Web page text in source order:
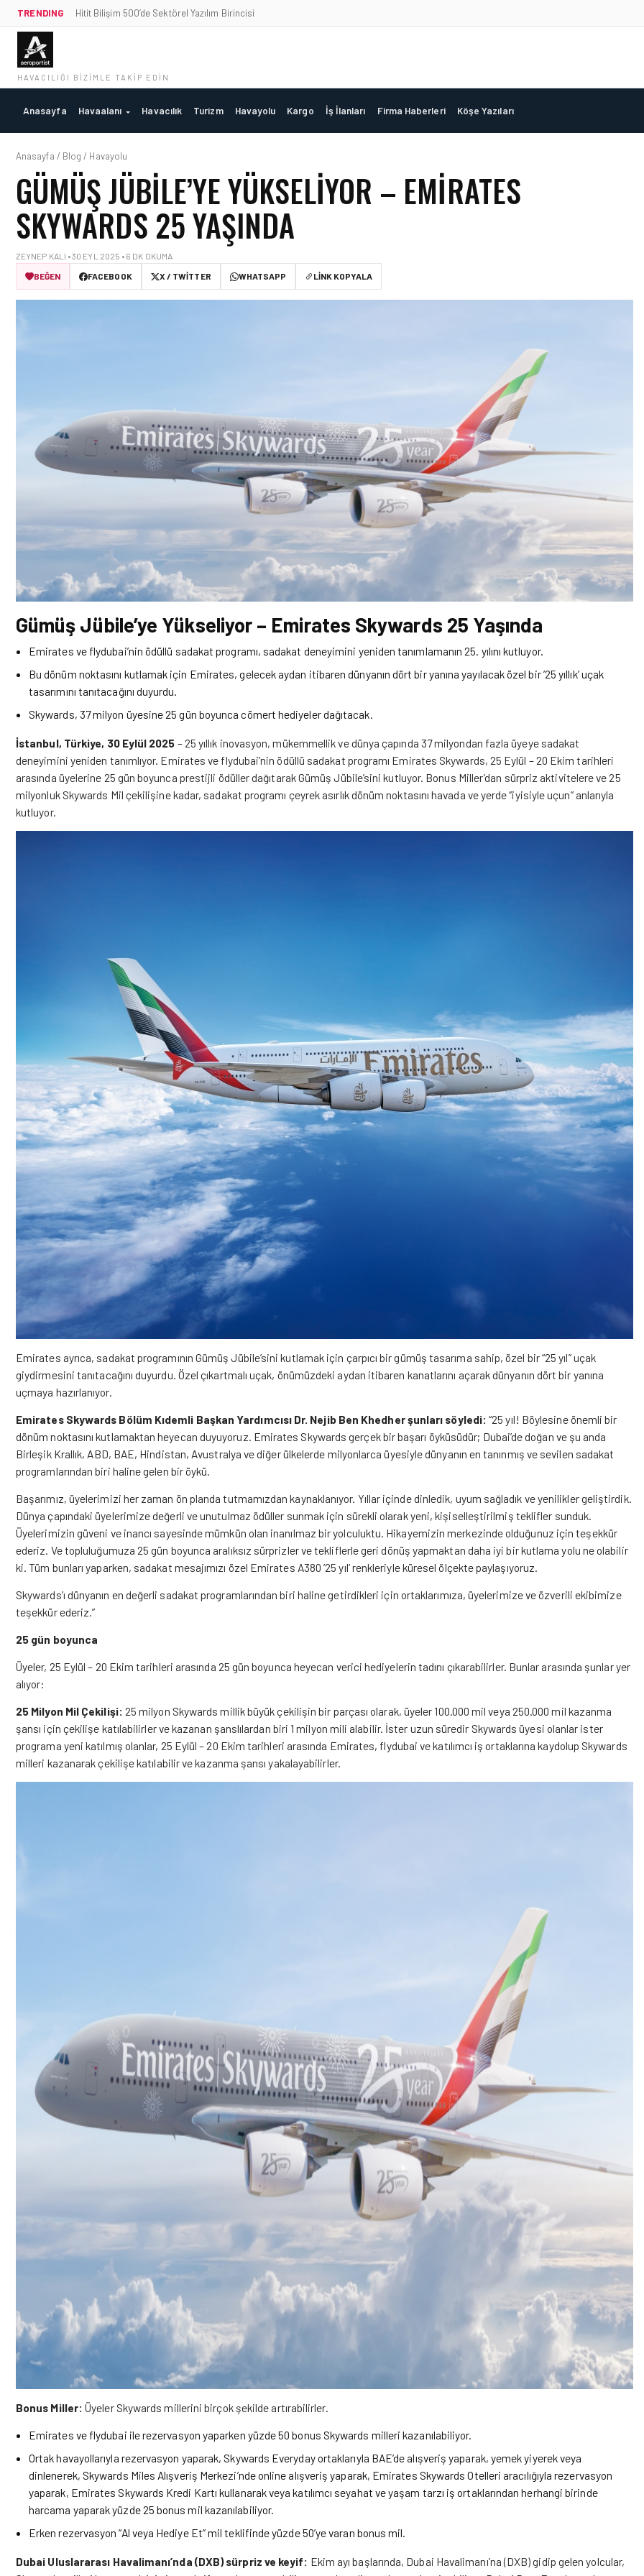
TRENDING Hitit Bilişim 500’de Sektörel Yazılım Birincisi
HAVACILIĞI BIZIMLE TAKIP EDIN
Anasayfa Havaalanı Havacılık Turizm Havayolu Kargo İş İlanları Firma Haberleri Köşe Yazıları
Anasayfa / Blog / Havayolu
GÜMÜŞ JÜBILE’YE YÜKSELIYOR – EMIRATES
SKYWARDS 25 YAŞINDA
ZEYNEP KALI • 30 EYL 2025 • 6 DK OKUMA
BEĞEN
FACEBOOK X / TWITTER WHATSAPP LINK KOPYALA
Gümüş Jübile’ye Yükseliyor – Emirates Skywards 25 Yaşında
Emirates ve flydubai’nin ödüllü sadakat programı, sadakat deneyimini yeniden tanımlamanın 25. yılını kutluyor.
Bu dönüm noktasını kutlamak için Emirates, gelecek aydan itibaren dünyanın dört bir yanına yayılacak özel bir ’25 yıllık’ uçak
tasarımını tanıtacağını duyurdu.
Skywards, 37 milyon üyesine 25 gün boyunca cömert hediyeler dağıtacak.
İstanbul, Türkiye, 30 Eylül 2025 – 25 yıllık inovasyon, mükemmellik ve dünya çapında 37 milyondan fazla üyeye sadakat
deneyimini yeniden tanımlıyor. Emirates ve flydubai’nin ödüllü sadakat programı Emirates Skywards, 25 Eylül – 20 Ekim tarihleri
arasında üyelerine 25 gün boyunca prestijli ödüller dağıtarak Gümüş Jübile’sini kutluyor. Bonus Miller’dan sürpriz aktivitelere ve 25
milyonluk Skywards Mil çekilişine kadar, sadakat programı çeyrek asırlık dönüm noktasını havada ve yerde “iyisiyle uçun” anlarıyla
kutluyor.
Emirates ayrıca, sadakat programının Gümüş Jübile’sini kutlamak için çarpıcı bir gümüş tasarıma sahip, özel bir “25 yıl” uçak
giydirmesini tanıtacağını duyurdu. Özel çıkartmalı uçak, önümüzdeki aydan itibaren kanatlarını açarak dünyanın dört bir yanına
uçmaya hazırlanıyor.
Emirates Skywards Bölüm Kıdemli Başkan Yardımcısı Dr. Nejib Ben Khedher şunları söyledi: “25 yıl! Böylesine önemli bir
dönüm noktasını kutlamaktan heyecan duyuyoruz. Emirates Skywards gerçek bir başarı öyküsüdür; Dubai’de doğan ve şu anda
Birleşik Krallık, ABD, BAE, Hindistan, Avustralya ve diğer ülkelerde milyonlarca üyesiyle dünyanın en tanınmış ve sevilen sadakat
programlarından biri haline gelen bir öykü.
Başarımız, üyelerimizi her zaman ön planda tutmamızdan kaynaklanıyor. Yıllar içinde dinledik, uyum sağladık ve yenilikler geliştirdik.
Dünya çapındaki üyelerimize değerli ve unutulmaz ödüller sunmak için sürekli olarak yeni, kişiselleştirilmiş teklifler sunduk.
Üyelerimizin güveni ve inancı sayesinde mümkün olan inanılmaz bir yolculuktu. Hikayemizin merkezinde olduğunuz için teşekkür
ederiz. Ve topluluğumuza 25 gün boyunca aralıksız sürprizler ve tekliflerle geri dönüş yapmaktan daha iyi bir kutlama yolu ne olabilir
ki. Tüm bunları yaparken, sadakat mesajımızı özel Emirates A380 ’25 yıl’ renkleriyle küresel ölçekte paylaşıyoruz.
Skywards’ı dünyanın en değerli sadakat programlarından biri haline getirdikleri için ortaklarımıza, üyelerimize ve özverili ekibimize
teşekkür ederiz.”
25 gün boyunca
Üyeler, 25 Eylül – 20 Ekim tarihleri arasında 25 gün boyunca heyecan verici hediyelerin tadını çıkarabilirler. Bunlar arasında şunlar yer
alıyor:
25 Milyon Mil Çekilişi: 25 milyon Skywards millik büyük çekilişin bir parçası olarak, üyeler 100.000 mil veya 250.000 mil kazanma
şansı için çekilişe katılabilirler ve kazanan şanslılardan biri 1 milyon mili alabilir. İster uzun süredir Skywards üyesi olanlar ister
programa yeni katılmış olanlar, 25 Eylül – 20 Ekim tarihleri arasında Emirates, flydubai ve katılımcı iş ortaklarına kaydolup Skywards
milleri kazanarak çekilişe katılabilir ve kazanma şansı yakalayabilirler.
Bonus Miller: Üyeler Skywards millerini birçok şekilde artırabilirler.
Emirates ve flydubai ile rezervasyon yaparken yüzde 50 bonus Skywards milleri kazanılabiliyor.
Ortak havayollarıyla rezervasyon yaparak, Skywards Everyday ortaklarıyla BAE’de alışveriş yaparak, yemek yiyerek veya
dinlenerek, Skywards Miles Alışveriş Merkezi’nde online alışveriş yaparak, Emirates Skywards Otelleri aracılığıyla rezervasyon
yaparak, Emirates Skywards Kredi Kartı kullanarak veya katılımcı seyahat ve yaşam tarzı iş ortaklarından herhangi birinde
harcama yaparak yüzde 25 bonus mil kazanılabiliyor.
Erken rezervasyon “Al veya Hediye Et” mil teklifinde yüzde 50’ye varan bonus mil.
Dubai Uluslararası Havalimanı’nda (DXB) sürpriz ve keyif: Ekim ayı başlarında, Dubai Havalimanı’na (DXB) gidip gelen yolcular,